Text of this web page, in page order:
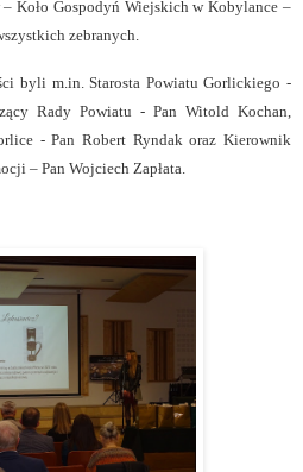
Koło Gospodyń Wiejskich w Kobylance –
zebranych.
byli m.in. Starosta Powiatu Gorlickiego -
Rady Powiatu - Pan Witold Kochan,
- Pan Robert Ryndak oraz Kierownik
– Pan Wojciech Zapłata.